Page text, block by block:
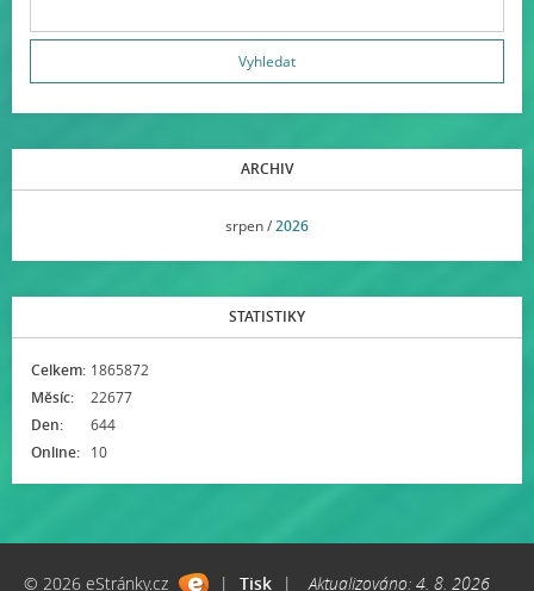
ARCHIV
srpen /2026
STATISTIKY
Online: 10
Celkem: 1865872
Měsíc:
22677
Den:
644
© 2026 eStránky.cz | Tisk | Aktualizováno: 4. 8. 2026